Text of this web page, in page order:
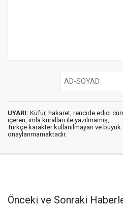
UYARI: Küfür, hakaret, rencide edici
içeren, imla kuralları ile yazılmamış,
Türkçe karakter kullanılmayan ve büyük
onaylanmamaktadır.
Önceki ve Sonraki